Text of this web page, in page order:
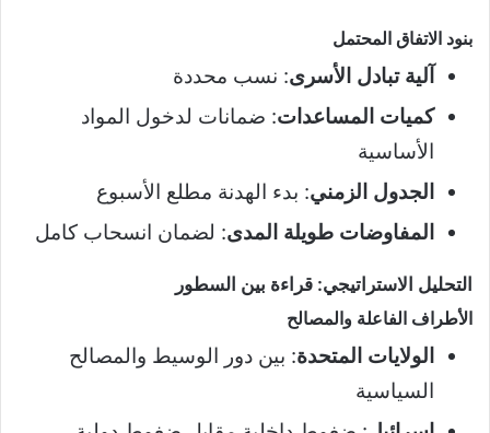
بنود الاتفاق المحتمل
آلية تبادل الأسرى: نسب محددة
كميات المساعدات: ضمانات لدخول المواد
الأساسية
الجدول الزمني: بدء الهدنة مطلع الأسبوع
المفاوضات طويلة المدى: لضمان انسحاب كامل
التحليل الاستراتيجي: قراءة بين السطور
الأطراف الفاعلة والمصالح
الولايات المتحدة: بين دور الوسيط والمصالح
السياسية